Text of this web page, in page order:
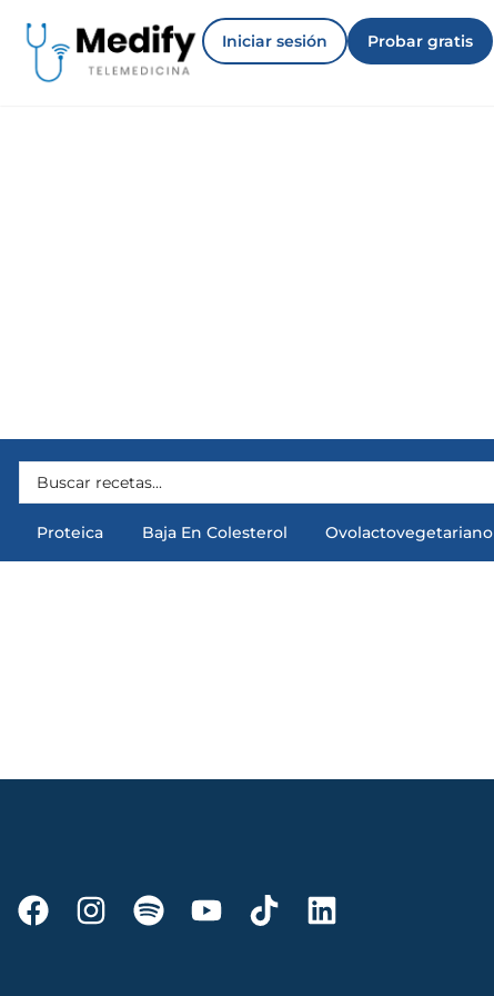
Iniciar sesión Probar gratis
Proteica Baja En Colesterol Ovolactovegetariano